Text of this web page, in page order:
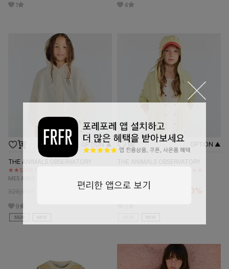
1 4
OPTION ▲
THE ANIMALS OBSERVATORY
★★SS26 SEASON OFF SALE★★
MES AMIS 후디 자켓
328,000 30%
9
OPTION ▲
THE ANIMALS OBSERVATORY
277,200 30%